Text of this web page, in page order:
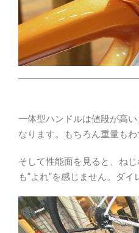
一体型ハンドルは値段が高
なります。もちろん重量もわ
そして性能面を見ると、ね
も”よれ”を感じません。ダ